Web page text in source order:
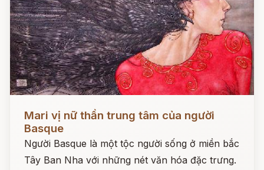
Mari vị nữ thần trung tâm của người
Basque
Người Basque là một tộc người sống ở miền bắc
Tây Ban Nha với những nét văn hóa đặc trưng.